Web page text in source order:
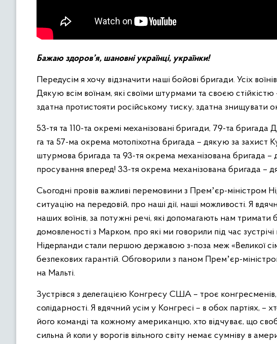
Бажаю здоров’я, шановні українці, українки!
Передусім я хочу відзначити наші бойові бригади. Усіх
Дякую всім воїнам, які своїми штурмами та своєю стійкістю
здатна протистояти російському тиску, здатна знищувати
53-тя та 110-та окремі механізовані бригади, 79-та бригада
га та 57-ма окрема мотопіхотна бригада – дякую за захист
штурмова бригада та 93-тя окрема механізована бригада –
просування вперед! 33-тя окрема механізована бригада –
Сьогодні провів важливі перемовини з Премʼєр-міністром
ситуацію на передовій, про наші дії, наші можливості. Я
наших воїнів, за потужні речі, які допомагають нам
домовленості з Марком, про які ми говорили під час
Нідерланди стали першою державою з-поза меж «Великої
безпекових гарантій. Обговорили з паном Премʼєр-
на Мальті.
Зустрівся з делегацією Конгресу США – троє конгресменів,
солідарності. Я вдячний усім у Конгресі – в обох партіях,
його команді та кожному американцю, хто відчуває, що
сильна й коли у ворогів вільного світу немає сумніву в